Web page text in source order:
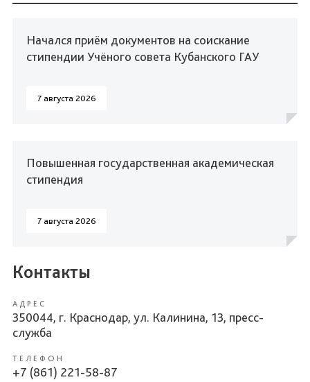
Начался приём документов на соискание
стипендии Учёного совета Кубанского ГАУ
7 августа 2026
Повышенная государственная академическая
стипендия
7 августа 2026
Контакты
АДРЕС
350044, г. Краснодар, ул. Калинина, 13, пресс-
служба
ТЕЛЕФОН
+7 (861) 221-58-87